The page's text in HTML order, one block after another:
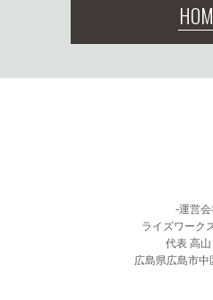
-運営
ライズワーク
代表 高
広島県広島市中